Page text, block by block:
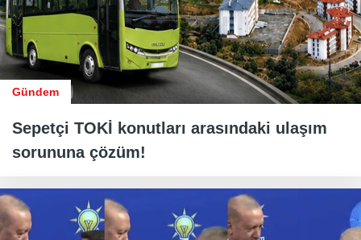
Gündem
Sepetçi TOKİ konutları arasındaki ulaşım
sorununa çözüm!